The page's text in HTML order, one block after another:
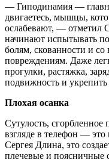
— Гиподинамия —
двигаетесь, мышцы,
ослабевают, — отметил
начинают испытывать
болям, скованности и
повреждениям. Даже
прогулки, растяжка,
подвижность и
Плохая осанка
Сутулость,
взгляде в телефон —
Сергея Длина, это
плечевые и поясничные